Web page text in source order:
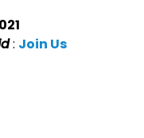
: Join Us